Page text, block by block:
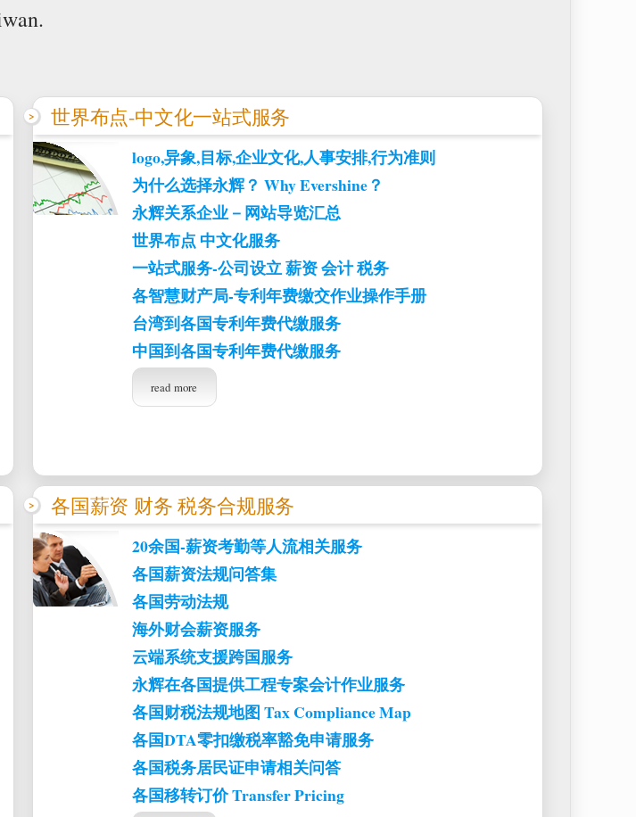
世界布点-中文化一站式服务
logo,异象,目标,企业文化,人事安排,行为准则
为什么选择永辉？ Why Evershine？
永辉关系企业－网站导览汇总
世界布点 中文化服务
一站式服务-公司设立 薪资 会计 税务
各智慧财产局-专利年费缴交作业操作手册
台湾到各国专利年费代缴服务
中国到各国专利年费代缴服务
read more
各国薪资 财务 税务合规服务
20余国-薪资考勤等人流相关服务
各国薪资法规问答集
各国劳动法规
海外财会薪资服务
云端系统支援跨国服务
永辉在各国提供工程专案会计作业服务
各国财税法规地图 Tax Compliance Map
各国DTA零扣缴税率豁免申请服务
各国税务居民证申请相关问答
各国移转订价 Transfer Pricing